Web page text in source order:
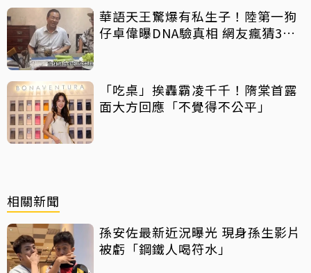
華語天王驚爆有私生子！陸第一狗
仔卓偉曝DNA驗真相 網友瘋猜3字
「吃桌」挨轟霸凌千千！隋棠首露
面大方回應「不覺得不公平」
相關新聞
孫安佐最新近況曝光 現身孫生影片
被虧「鋼鐵人喝符水」